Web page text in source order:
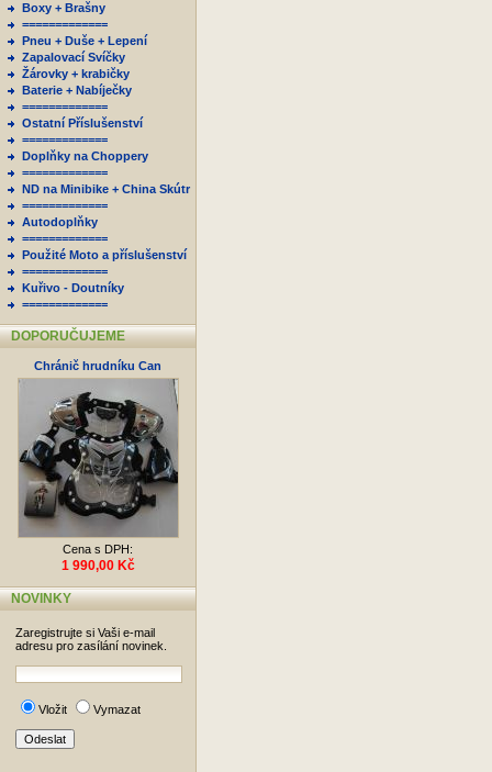
Boxy + Brašny
=============
Pneu + Duše + Lepení
Zapalovací Svíčky
Žárovky + krabičky
Baterie + Nabíječky
=============
Ostatní Příslušenství
=============
Doplňky na Choppery
=============
ND na Minibike + China Skútr
=============
Autodoplňky
=============
Použité Moto a příslušenství
=============
Kuřivo - Doutníky
=============
DOPORUČUJEME
Chránič hrudníku Can
Cena s DPH:
1 990,00 Kč
NOVINKY
Zaregistrujte si Vaši e-mail
adresu pro zasílání novinek.
Vložit Vymazat